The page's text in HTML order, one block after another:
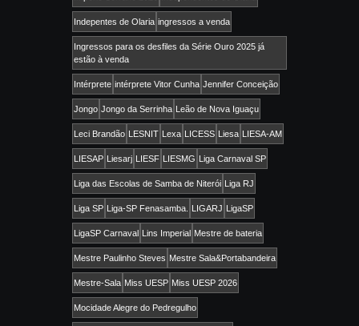
Indepentes de Olaria ingressos a venda
Ingressos para os desfiles da Série Ouro 2025 já
estão à venda
Intérprete intérprete Vitor Cunha Jennifer Conceição
Jongo Jongo da Serrinha Leão de Nova Iguaçu
Leci Brandão LESNIT Lexa LICESS Liesa LIESA-AM
LIESAP Liesarj LIESF LIESMG Liga Carnaval SP
Liga das Escolas de Samba de Niterói Liga RJ
Liga SP Liga-SP Fenasamba. LIGARJ LigaSP
LigaSP Carnaval Lins Imperial Mestre de bateria
Mestre Paulinho Steves Mestre Sala&Portabandeira
Mestre-Sala Miss UESP Miss UESP 2026
Mocidade Alegre do Pedregulho